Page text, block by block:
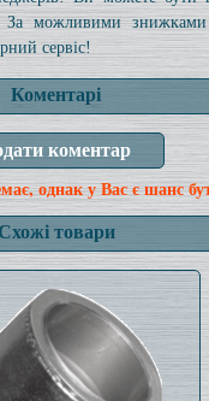
За можливими знижками
сервіс!
Коментарі
однак у Вас є шанс
товари